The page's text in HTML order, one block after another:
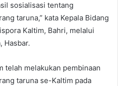
sosialisasi tentang
taruna,” kata Kepala Bidang
Kaltim, Bahri, melalui
Hasbar.
telah melakukan pembinaan
taruna se-Kaltim pada